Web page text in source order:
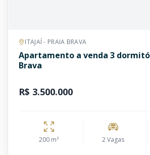
ITAJAÍ - PRAIA BRAVA
Apartamento a venda 3
Brava
R$ 3.500.000
200 m² 2 Vagas